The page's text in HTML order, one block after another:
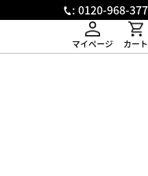
: 0120-968-377
マイページ カート